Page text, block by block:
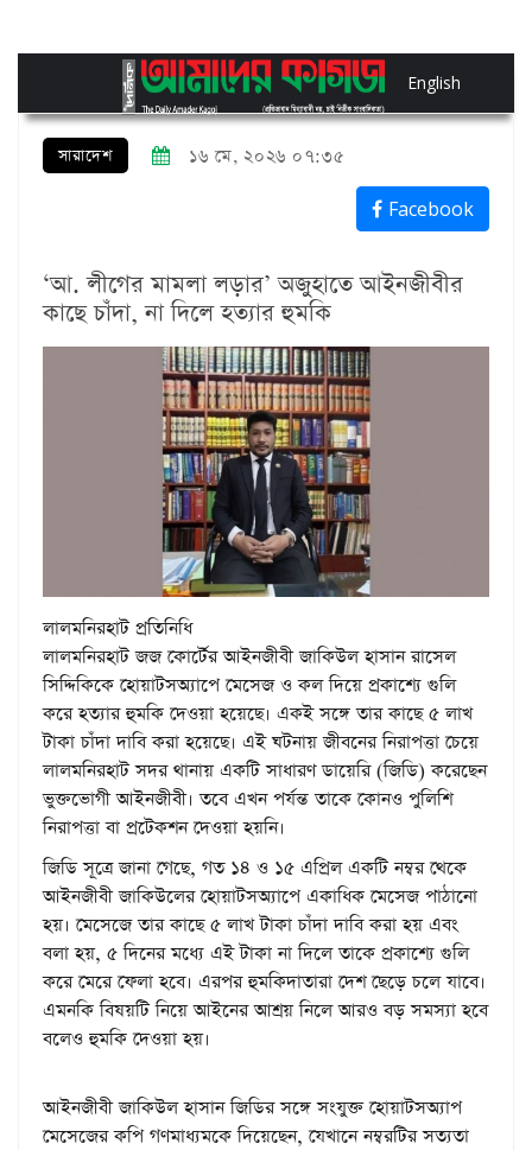
English
সারাদেশ ১৬ মে, ২০২৬ ০৭:৩৫
Facebook
‘আ. লীগের মামলা লড়ার’ অজুহাতে আইনজীবীর
কাছে চাঁদা, না দিলে হত্যার হুমকি
লালমনিরহাট প্রতিনিধি
লালমনিরহাট জজ কোর্টের আইনজীবী জাকিউল হাসান রাসেল
সিদ্দিকিকে হোয়াটসঅ্যাপে মেসেজ ও কল দিয়ে প্রকাশ্যে গুলি
করে হত্যার হুমকি দেওয়া হয়েছে। একই সঙ্গে তার কাছে ৫ লাখ
টাকা চাঁদা দাবি করা হয়েছে। এই ঘটনায় জীবনের নিরাপত্তা চেয়ে
লালমনিরহাট সদর থানায় একটি সাধারণ ডায়েরি (জিডি) করেছেন
ভুক্তভোগী আইনজীবী। তবে এখন পর্যন্ত তাকে কোনও পুলিশি
নিরাপত্তা বা প্রটেকশন দেওয়া হয়নি।
জিডি সূত্রে জানা গেছে, গত ১৪ ও ১৫ এপ্রিল একটি নম্বর থেকে
আইনজীবী জাকিউলের হোয়াটসঅ্যাপে একাধিক মেসেজ পাঠানো
হয়। মেসেজে তার কাছে ৫ লাখ টাকা চাঁদা দাবি করা হয় এবং
বলা হয়, ৫ দিনের মধ্যে এই টাকা না দিলে তাকে প্রকাশ্যে গুলি
করে মেরে ফেলা হবে। এরপর হুমকিদাতারা দেশ ছেড়ে চলে যাবে।
এমনকি বিষয়টি নিয়ে আইনের আশ্রয় নিলে আরও বড় সমস্যা হবে
বলেও হুমকি দেওয়া হয়।
আইনজীবী জাকিউল হাসান জিডির সঙ্গে সংযুক্ত হোয়াটসঅ্যাপ
মেসেজের কপি গণমাধ্যমকে দিয়েছেন, যেখানে নম্বরটির সত্যতা